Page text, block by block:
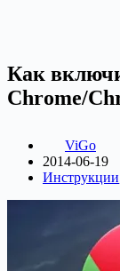
Как
Chrome/
ViGo
2014-06-19
Инструкции